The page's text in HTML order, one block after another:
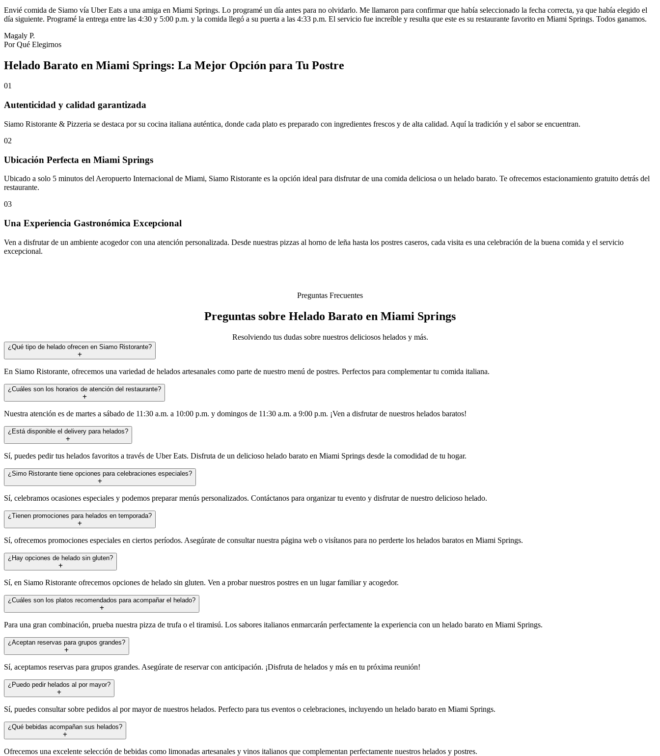
Envié comida de Siamo vía Uber Eats a una amiga en Miami Springs. Lo programé un día antes para no olvidarlo. Me llamaron para confirmar que había seleccionado la fecha correcta, ya que había elegido el
día siguiente. Programé la entrega entre las 4:30 y 5:00 p.m. y la comida llegó a su puerta a las 4:33 p.m. El servicio fue increíble y resulta que este es su restaurante favorito en Miami Springs. Todos ganamos.
Magaly P.
Por Qué Elegirnos
Helado Barato en Miami Springs: La Mejor Opción para Tu Postre
01
Autenticidad y calidad garantizada
Siamo Ristorante & Pizzeria se destaca por su cocina italiana auténtica, donde cada plato es preparado con ingredientes frescos y de alta calidad. Aquí la tradición y el sabor se encuentran.
02
Ubicación Perfecta en Miami Springs
Ubicado a solo 5 minutos del Aeropuerto Internacional de Miami, Siamo Ristorante es la opción ideal para disfrutar de una comida deliciosa o un helado barato. Te ofrecemos estacionamiento gratuito detrás del
restaurante.
03
Una Experiencia Gastronómica Excepcional
Ven a disfrutar de un ambiente acogedor con una atención personalizada. Desde nuestras pizzas al horno de leña hasta los postres caseros, cada visita es una celebración de la buena comida y el servicio
excepcional.
Preguntas Frecuentes
Preguntas sobre Helado Barato en Miami Springs
Resolviendo tus dudas sobre nuestros deliciosos helados y más.
¿Qué tipo de helado ofrecen en Siamo Ristorante?
En Siamo Ristorante, ofrecemos una variedad de helados artesanales como parte de nuestro menú de postres. Perfectos para complementar tu comida italiana.
¿Cuáles son los horarios de atención del restaurante?
Nuestra atención es de martes a sábado de 11:30 a.m. a 10:00 p.m. y domingos de 11:30 a.m. a 9:00 p.m. ¡Ven a disfrutar de nuestros helados baratos!
¿Está disponible el delivery para helados?
Sí, puedes pedir tus helados favoritos a través de Uber Eats. Disfruta de un delicioso helado barato en Miami Springs desde la comodidad de tu hogar.
¿Simo Ristorante tiene opciones para celebraciones especiales?
Sí, celebramos ocasiones especiales y podemos preparar menús personalizados. Contáctanos para organizar tu evento y disfrutar de nuestro delicioso helado.
¿Tienen promociones para helados en temporada?
Sí, ofrecemos promociones especiales en ciertos períodos. Asegúrate de consultar nuestra página web o visítanos para no perderte los helados baratos en Miami Springs.
¿Hay opciones de helado sin gluten?
Sí, en Siamo Ristorante ofrecemos opciones de helado sin gluten. Ven a probar nuestros postres en un lugar familiar y acogedor.
¿Cuáles son los platos recomendados para acompañar el helado?
Para una gran combinación, prueba nuestra pizza de trufa o el tiramisú. Los sabores italianos enmarcarán perfectamente la experiencia con un helado barato en Miami Springs.
¿Aceptan reservas para grupos grandes?
Sí, aceptamos reservas para grupos grandes. Asegúrate de reservar con anticipación. ¡Disfruta de helados y más en tu próxima reunión!
¿Puedo pedir helados al por mayor?
Sí, puedes consultar sobre pedidos al por mayor de nuestros helados. Perfecto para tus eventos o celebraciones, incluyendo un helado barato en Miami Springs.
¿Qué bebidas acompañan sus helados?
Ofrecemos una excelente selección de bebidas como limonadas artesanales y vinos italianos que complementan perfectamente nuestros helados y postres.